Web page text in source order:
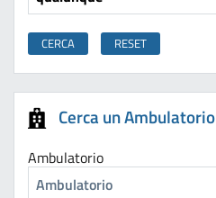
Cerca un Ambulatorio
Ambulatorio